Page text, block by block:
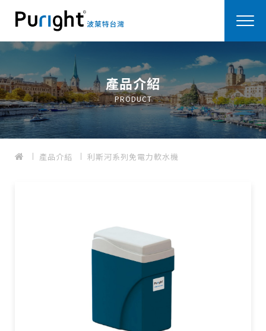
產品介紹
PRODUCT
產品介紹 利斯河系列免電力軟水機